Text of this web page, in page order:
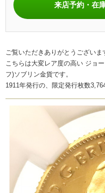
来店予約・在
ご覧いただきありがとうございま
こちらは大変レア度の高い ジョ
フ)ソブリン金貨です。
1911年発行の、限定発行枚数